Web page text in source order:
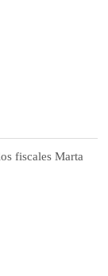
fiscales Marta